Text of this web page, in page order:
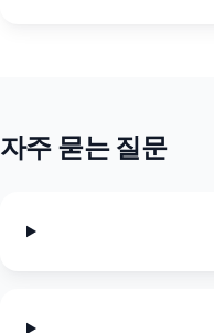
자주 묻는 질문